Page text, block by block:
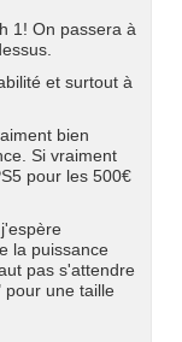
1! On passera à
et surtout à
bien
Si vraiment
pour les 500€
la puissance
pas s'attendre
pour une taille